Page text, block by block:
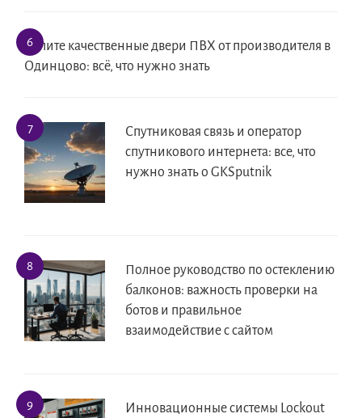
Купите качественные двери ПВХ от производителя в
Одинцово: всё, что нужно знать
Спутниковая связь и оператор
спутникового интернета: все, что
нужно знать о GKSputnik
Полное руководство по остеклению
балконов: важность проверки на
ботов и правильное
взаимодействие с сайтом
Инновационные системы Lockout